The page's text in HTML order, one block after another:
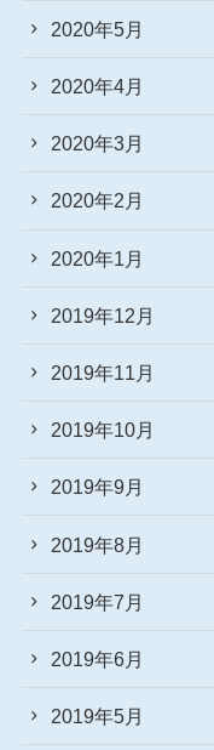
2020年5月
2020年4月
2020年3月
2020年2月
2020年1月
2019年12月
2019年11月
2019年10月
2019年9月
2019年8月
2019年7月
2019年6月
2019年5月